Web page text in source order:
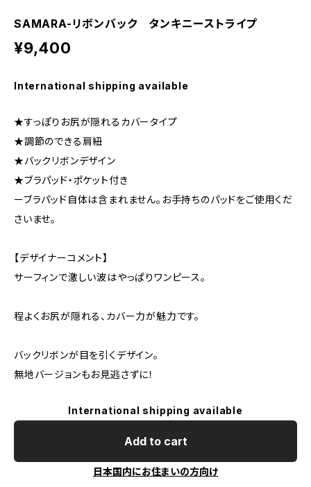
SAMARA-リボンバック タンキニーストライプ
¥9,400
International shipping available
★すっぽりお尻が隠れるカバータイプ
★調節のできる肩紐
★バックリボンデザイン
★ブラパッド・ポケット付き
ーブラパッド自体は含まれません。お手持ちのパッドをご使用くだ
さいませ。
【デザイナーコメント】
サーフィンで激しい波はやっぱりワンピース。
程よくお尻が隠れる、カバー力が魅力です。
バックリボンが目を引くデザイン。
無地バージョンもお見逃さずに！
International shipping available
Add to cart
日本国内にお住まいの方向け